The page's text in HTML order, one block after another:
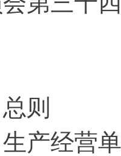
则
经营单